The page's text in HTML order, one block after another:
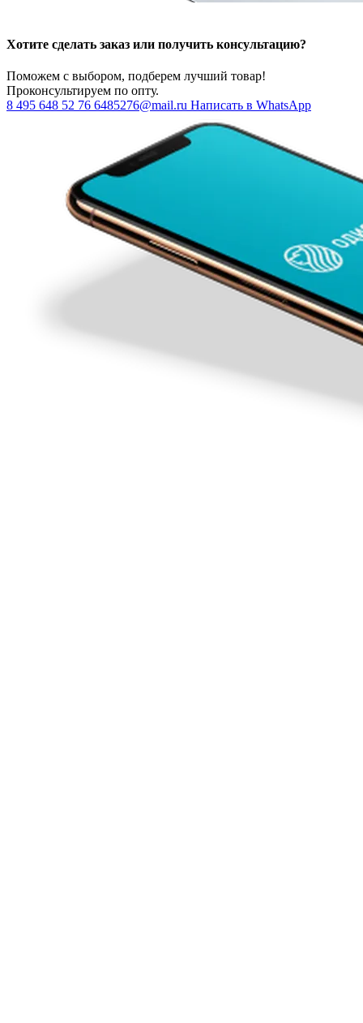
Хотите сделать заказ или получить консультацию?
Поможем с выбором, подберем лучший товар!
Проконсультируем по опту.
8 495 648 52 76 6485276@mail.ru Написать в WhatsApp